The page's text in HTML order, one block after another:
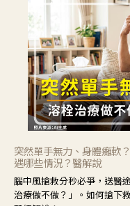
突然單手無力、身體癱軟
遇哪些情況？醫解說
腦中風搶救分秒必爭，送醫
治療做不做？」。如何搶下